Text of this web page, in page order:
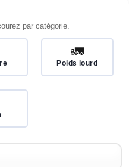
par catégorie.
🚛
Poids lourd